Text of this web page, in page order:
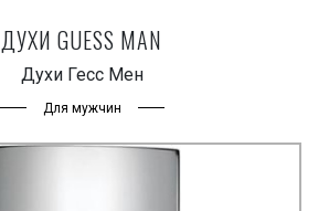
ДУХИ GUESS MAN
Духи Гесс Мен
Для мужчин